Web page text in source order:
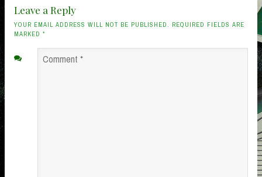
Leave a Reply
YOUR EMAIL ADDRESS WILL NOT BE PUBLISHED. REQUIRED FIELDS ARE
MARKED *
Comment